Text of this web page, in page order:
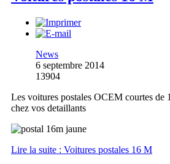
News
6 septembre 2014
13904
Les voitures postales OCEM courtes de
chez vos detaillants
Lire la suite : Voitures postales 16 M